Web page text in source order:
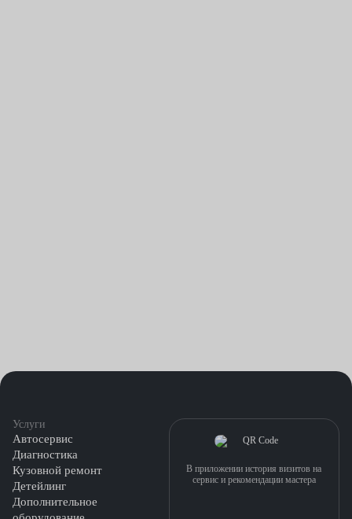
Услуги
Автосервис
Диагностика
Кузовной ремонт
Детейлинг
Дополнительное
В приложении история визитов на
сервис и рекомендации мастера